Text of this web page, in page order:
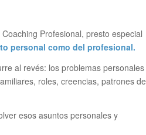
Profesional, presto especial
personal como del profesional.
al revés: los problemas personales
roles, creencias, patrones de
esos asuntos personales y